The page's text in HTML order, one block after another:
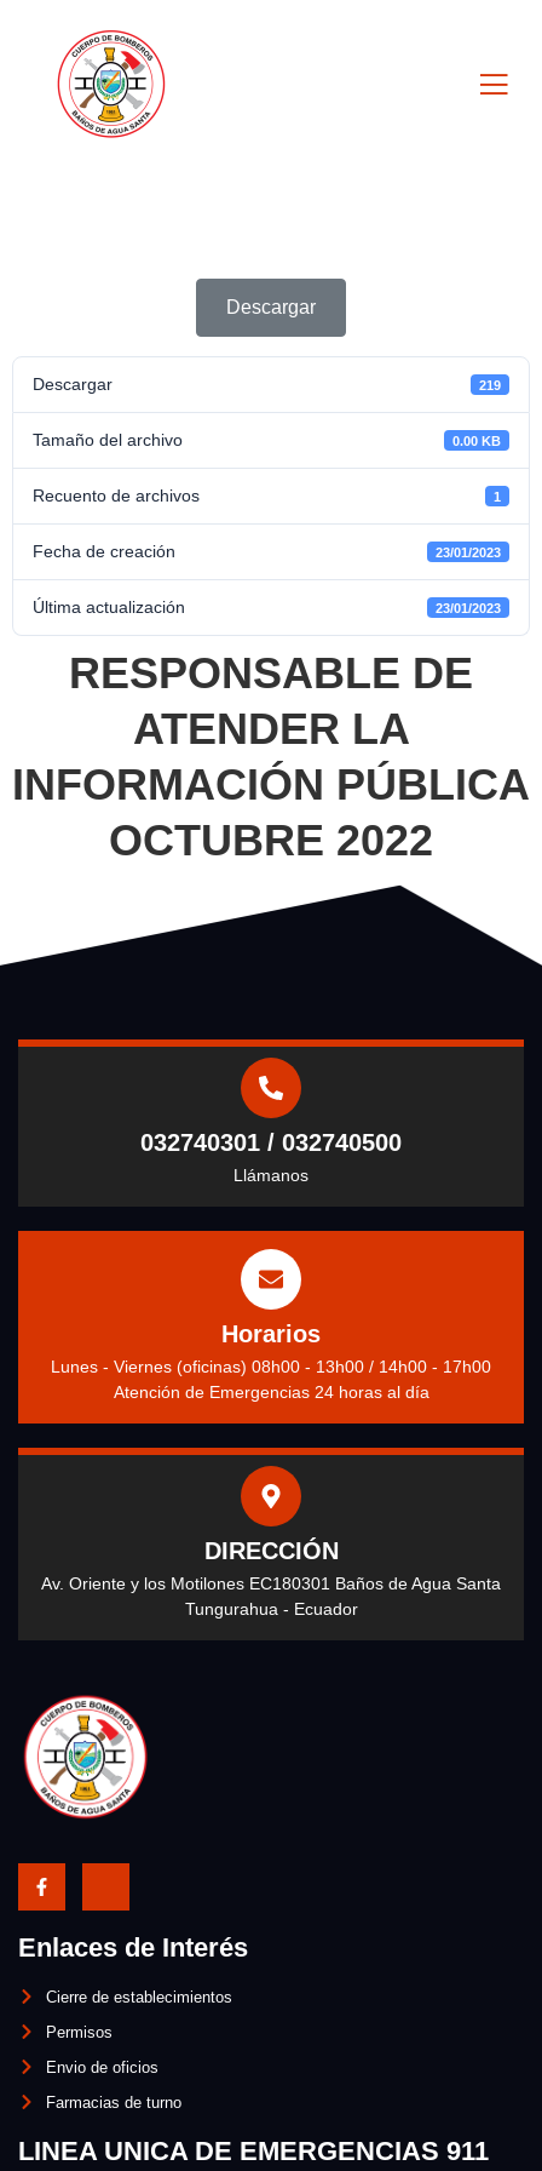
Descargar
Descargar 219
Tamaño del archivo 0.00 KB
Recuento de archivos 1
Fecha de creación 23/01/2023
Última actualización 23/01/2023
RESPONSABLE DE
ATENDER LA
INFORMACIÓN PÚBLICA
OCTUBRE 2022
032740301 / 032740500
Llámanos
Horarios
Lunes - Viernes (oficinas) 08h00 - 13h00 / 14h00 - 17h00
Atención de Emergencias 24 horas al día
DIRECCIÓN
Av. Oriente y los Motilones EC180301 Baños de Agua Santa
Tungurahua - Ecuador
Enlaces de Interés
Cierre de establecimientos
Permisos
Envio de oficios
Farmacias de turno
LINEA UNICA DE EMERGENCIAS 911